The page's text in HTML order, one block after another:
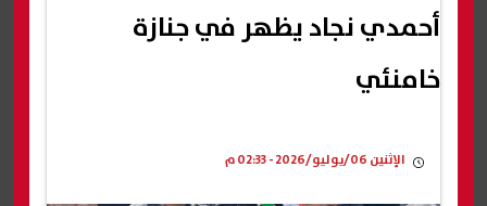
أحمدي نجاد يظهر في جنازة
خامنئي
الإثنين 06/يوليو/2026 - 02:33 م